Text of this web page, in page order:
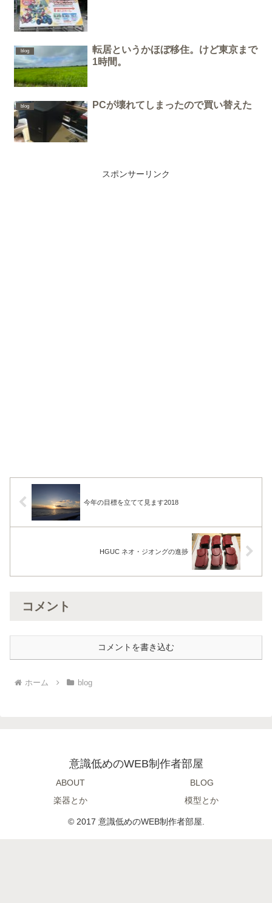
blog
転居というかほぼ移住。けど東京まで
1時間。
blog PCが壊れてしまったので買い替えた
スポンサーリンク
今年の目標を立てて見ます2018
HGUC ネオ・ジオングの進捗
コメント
コメントを書き込む
ホーム blog
意識低めのWEB制作者部屋
ABOUT
BLOG
楽器とか
模型とか
© 2017 意識低めのWEB制作者部屋.